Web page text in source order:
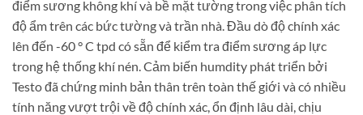
điểm sương không khí và bề mặt tường trong việc phân tích
độ ẩm trên các bức tường và trần nhà. Đầu dò độ chính xác
lên đến -60 ° C tpd có sẵn để kiểm tra điểm sương áp lực
trong hệ thống khí nén. Cảm biến humdity phát triển bởi
Testo đã chứng minh bản thân trên toàn thế giới và có nhiều
tính năng vượt trội về độ chính xác, ổn định lâu dài, chịu